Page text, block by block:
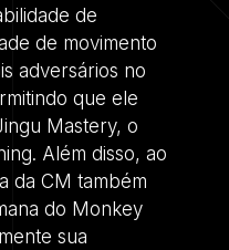
de
de movimento
adversários no
que ele
Mastery, o
Além disso, ao
da CM também
do Monkey
sua